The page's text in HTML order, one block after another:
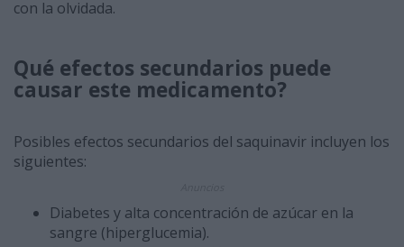
con la olvidada.
Qué efectos secundarios puede
causar este medicamento?
Posibles efectos secundarios del saquinavir incluyen los
siguientes:
Diabetes y alta concentración de azúcar en la
sangre (hiperglucemia).